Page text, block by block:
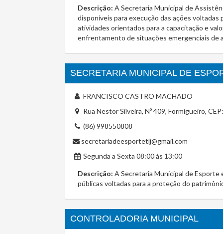
Descrição: A Secretaria Municipal de
disponíveis para execução das ações
atividades orientados para a capacitação e
enfrentamento de situações emergenciais de
SECRETARIA MUNICIPAL DE
FRANCISCO CASTRO MACHADO
Rua Nestor Silveira, Nº 409, Formigueiro,
(86) 998550808
secretariadeesportetlj@gmail.com
Segunda a Sexta 08:00 às 13:00
Descrição: A Secretaria Municipal de Esporte
públicas voltadas para a proteção do
CONTROLADORIA MUNICIPAL